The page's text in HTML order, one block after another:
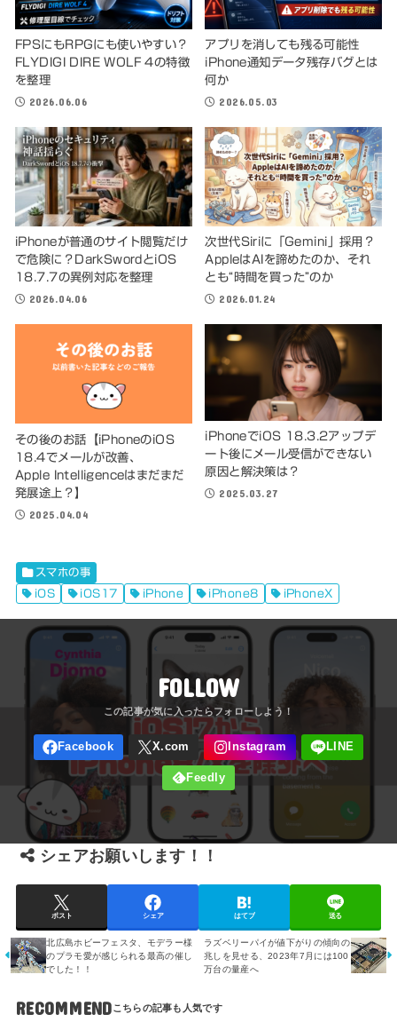
FPSにもRPGにも使いやすい？
FLYDIGI DIRE WOLF 4の特徴
を整理
2026.06.06
アプリを消しても残る可能性
iPhone通知データ残存バグとは
何か
2026.05.03
iPhoneが普通のサイト閲覧だけ
で危険に？DarkSwordとiOS
18.7.7の異例対応を整理
2026.04.06
次世代Siriに「Gemini」採用？
AppleはAIを諦めたのか、それ
とも“時間を買った”のか
2026.01.24
その後のお話【iPhoneのiOS
18.4でメールが改善、
Apple Intelligenceはまだまだ
発展途上？】
2025.04.04
iPhoneでiOS 18.3.2アップデ
ート後にメール受信ができない
原因と解決策は？
2025.03.27
スマホの事
iOS
iOS17 iPhone iPhone8 iPhoneX
FOLLOW
シェアお願いします！！
ポスト シェア はてブ 送る
ラズベリーパイが値下がりの傾向の
兆しを見せる、2023年7月には100
万台の量産へ
北広島ホビーフェスタ、モデラー様
のプラモ愛が感じられる最高の催し
でした！！
RECOMMEND